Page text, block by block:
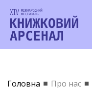
Головна Про нас